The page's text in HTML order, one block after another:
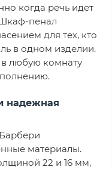
когда речь идет
пенал
для тех, кто
в одном изделии.
любую комнату
надежная
материалы.
22 и 16 мм,